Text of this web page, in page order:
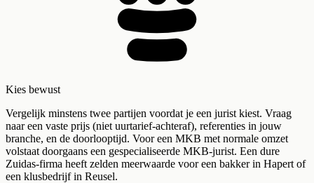
Kies bewust
Vergelijk minstens twee partijen voordat je een jurist kiest. Vraag
naar een vaste prijs (niet uurtarief-achteraf), referenties in jouw
branche, en de doorlooptijd. Voor een MKB met normale omzet
volstaat doorgaans een gespecialiseerde MKB-jurist. Een dure
Zuidas-firma heeft zelden meerwaarde voor een bakker in Hapert of
een klusbedrijf in Reusel.